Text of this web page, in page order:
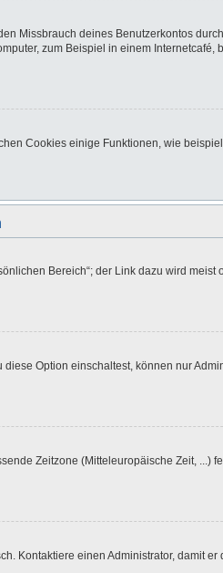
Missbrauch deines Benutzerkontos
zum Beispiel in einem Internetcafé,
Cookies einige Funktionen, wie
Bereich“; der Link dazu wird meist
Option einschaltest, können nur
Zeitzone (Mitteleuropäische Zeit, ...)
Kontaktiere einen Administrator, damit